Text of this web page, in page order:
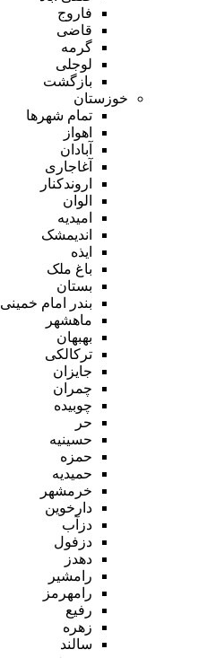
فاروج
قاضی
گرمه
لوجلی
بازگشت
خوزستان
تمام شهر‌ها
اهواز
آبادان
آغاجاری
اروندکنار
الوان
امیدیه
اندیمشک
ایذه
باغ ملک
بستان
بندر امام خمینی
ماهشهر
بهبهان
ترکالکی
جایزان
چمران
چوبیده
حر
حسینیه
حمزه
حمیدیه
خرمشهر
دارخوین
دزآب
دزفول
دهدز
رامشیر
رامهرمز
رفیع
زهره
سالند